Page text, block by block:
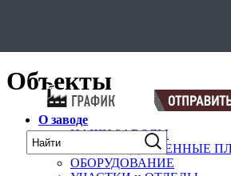
Объекты
О заводе
НАШИ ЗАВОДЫ
ПРОИЗВОДСТВЕННЫЕ
ОБОРУДОВАНИЕ